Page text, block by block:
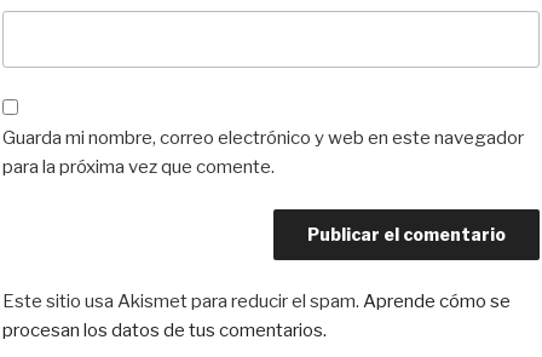
Guarda mi nombre, correo electrónico y web en este navegador
para la próxima vez que comente.
Este sitio usa Akismet para reducir el spam. Aprende cómo se
procesan los datos de tus comentarios.